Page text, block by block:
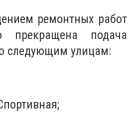
ремонтных работ
прекращена подача
следующим улицам: